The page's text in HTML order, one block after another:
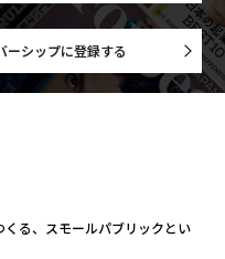
ーシップに登録する
くる、スモールパブリックとい